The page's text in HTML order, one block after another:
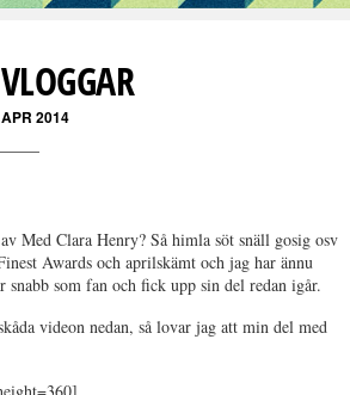
2014
Med Clara Henry? Så himla söt snäll gosig osv
Awards och aprilskämt och jag har ännu
som fan och fick upp sin del redan igår.
videon nedan, så lovar jag att min del med